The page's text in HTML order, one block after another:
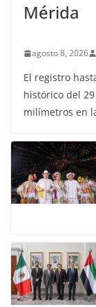
Mérida
agosto 8, 2026
El registro
histórico del
milímetros en